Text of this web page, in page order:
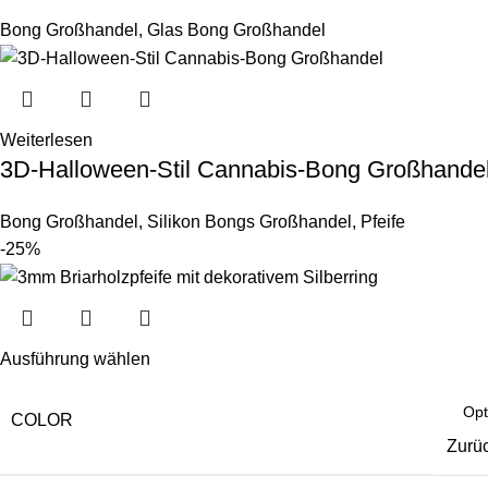
Bong Großhandel , Glas Bong Großhandel
Weiterlesen
3D-Halloween-Stil Cannabis-Bong
Bong Großhandel , Silikon Bongs Großhandel , Pfeife
-25%
Ausführung wählen
COLOR